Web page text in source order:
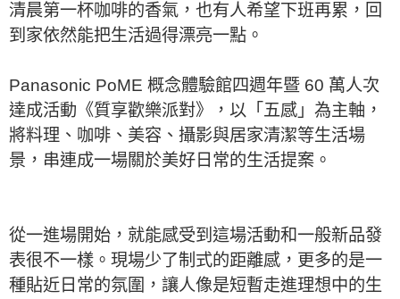
清晨第一杯咖啡的香氣，也有人希望下班再累，回
到家依然能把生活過得漂亮一點。
Panasonic PoME 概念體驗館四週年暨 60 萬人次
達成活動《質享歡樂派對》，以「五感」為主軸，
將料理、咖啡、美容、攝影與居家清潔等生活場
景，串連成一場關於美好日常的生活提案。
從一進場開始，就能感受到這場活動和一般新品發
表很不一樣。現場少了制式的距離感，更多的是一
種貼近日常的氛圍，讓人像是短暫走進理想中的生